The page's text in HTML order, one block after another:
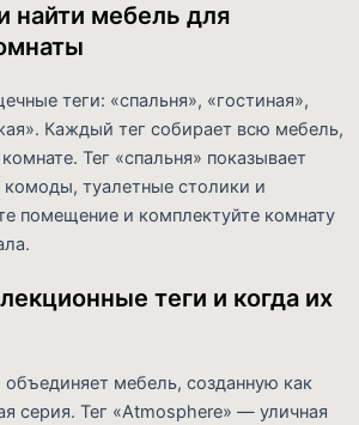
найти мебель для
теги: «спальня», «гостиная»,
Каждый тег собирает всю мебель,
Тег «спальня» показывает
комоды, туалетные столики и
помещение и комплектуйте комнату
теги и когда их
мебель, созданную как
серия. Тег «Atmosphere» — уличная